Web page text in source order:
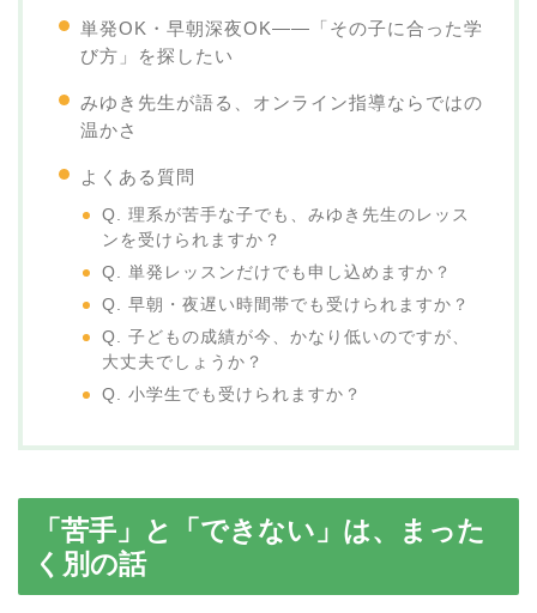
単発OK・早朝深夜OK——「その子に合った学
び方」を探したい
みゆき先生が語る、オンライン指導ならではの
温かさ
よくある質問
Q. 理系が苦手な子でも、みゆき先生のレッス
ンを受けられますか？
Q. 単発レッスンだけでも申し込めますか？
Q. 早朝・夜遅い時間帯でも受けられますか？
Q. 子どもの成績が今、かなり低いのですが、
大丈夫でしょうか？
Q. 小学生でも受けられますか？
「苦手」と「できない」は、まった
く別の話